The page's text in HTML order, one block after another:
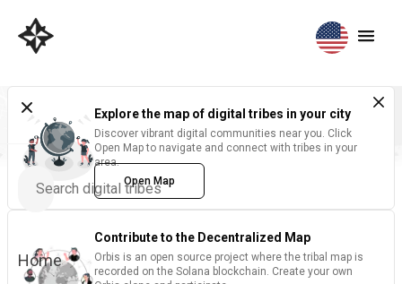
Home
Explore the map of digital tribes in your city
Discover vibrant digital communities near you. Click
Open Map to navigate and connect with tribes in your
area.
Open Map
Contribute to the Decentralized Map
Orbis is an open source project where the tribal map is
recorded on the Solana blockchain. Create your own